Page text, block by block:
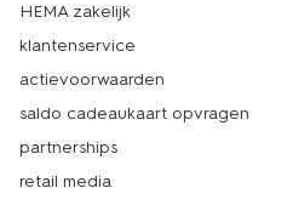
HEMA zakelijk
klantenservice
actievoorwaarden
saldo cadeaukaart opvragen
partnerships
retail media